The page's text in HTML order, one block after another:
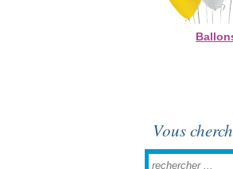
Vous